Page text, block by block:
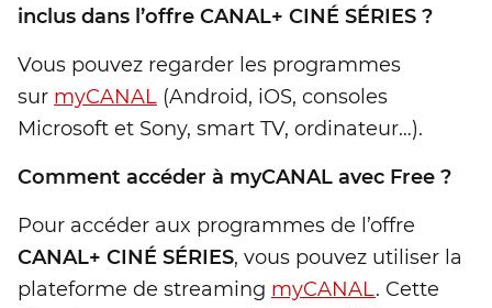
inclus dans l’offre CANAL+ CINÉ SÉRIES ?
Vous pouvez regarder les programmes
sur myCANAL (Android, iOS, consoles
Microsoft et Sony, smart TV, ordinateur…).
Comment accéder à myCANAL avec Free ?
Pour accéder aux programmes de l’offre
CANAL+ CINÉ SÉRIES, vous pouvez utiliser la
plateforme de streaming myCANAL. Cette